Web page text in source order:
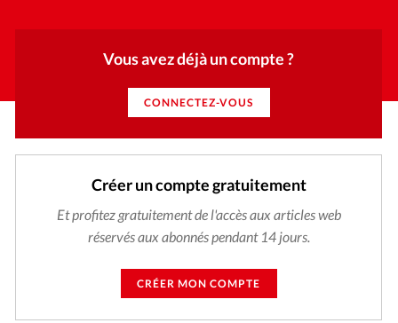
Vous avez déjà un compte ?
CONNECTEZ-VOUS
Créer un compte gratuitement
Et profitez gratuitement de l'accès aux articles web
réservés aux abonnés pendant 14 jours.
CRÉER MON COMPTE